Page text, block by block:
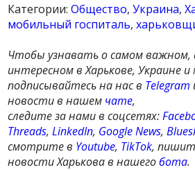
Категории:Общество,Украина,
мобильный госпиталь,
Чтобы узнавать о самом важном,
интересном в Харькове, Украине и
подписывайтесь на нас в Telegram
новости в нашем чате,
следите за нами в соцсетях:
Threads,LinkedIn, Google News,
смотрите в Youtube, TikTok,
новости Харькова в нашегобота.